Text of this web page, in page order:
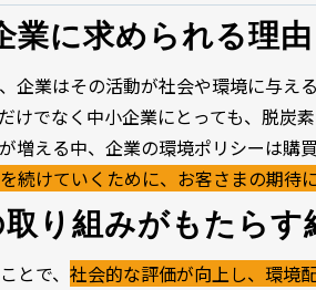
業に求められる理由
企業はその活動が社会や環境に与え
けでなく中小企業にとっても、脱炭
増える中、企業の環境ポリシーは購
続けていくために、お客さまの期待
り組みがもたらす
とで、 社会的な評価が向上し、環境